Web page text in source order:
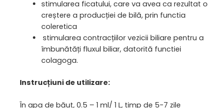
stimularea ficatului, care va avea ca rezultat o
creștere a producției de bilă, prin functia
coleretica
stimularea contracțiilor vezicii biliare pentru a
îmbunătăți fluxul biliar, datorită functiei
colagoga.
Instrucțiuni de utilizare:
În apa de băut, 0.5 – 1 ml/ 1 L, timp de 5-7 zile